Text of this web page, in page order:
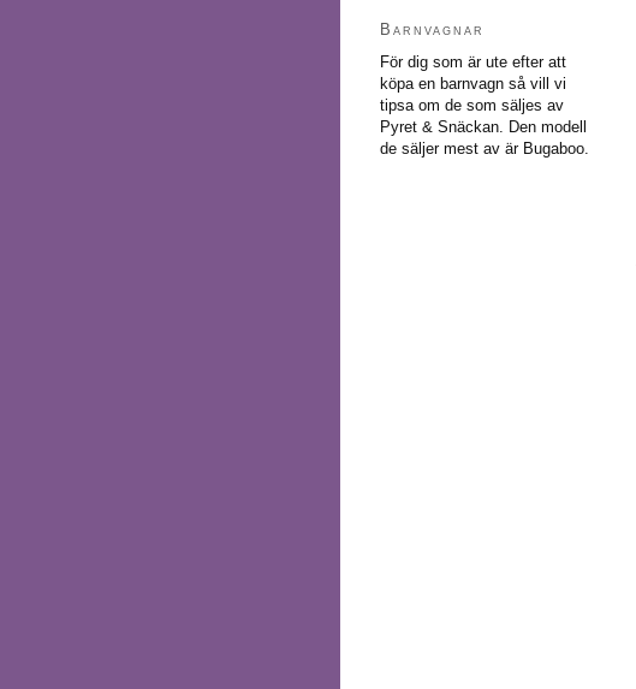
Barnvagnar
För dig som är ute efter att
köpa en barnvagn så vill vi
tipsa om de som säljes av
Pyret & Snäckan. Den modell
de säljer mest av är Bugaboo.